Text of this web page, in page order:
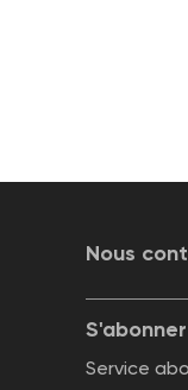
Nous
S'abonner
Service